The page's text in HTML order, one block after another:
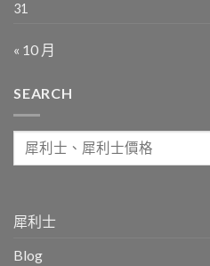
31
« 10 月
SEARCH
犀利士
Blog